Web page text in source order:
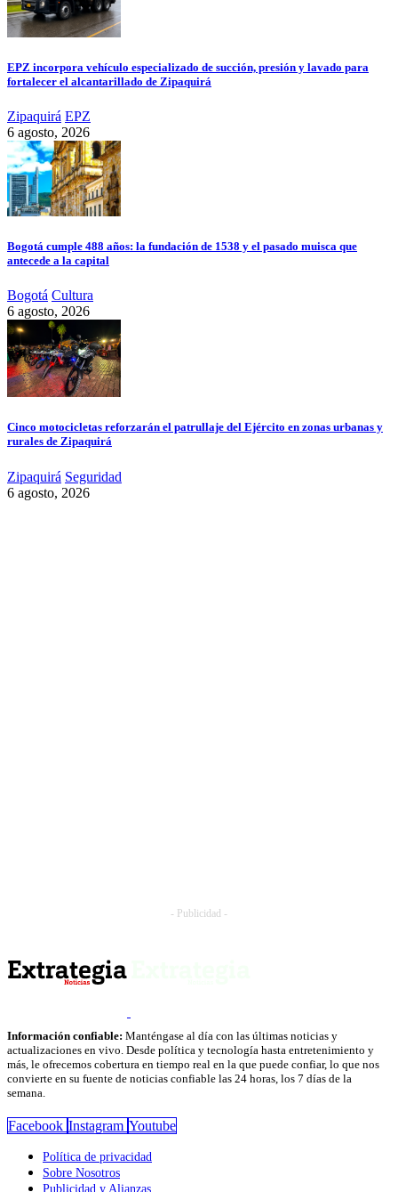
EPZ incorpora vehículo especializado de succión, presión y lavado para
fortalecer el alcantarillado de Zipaquirá
Zipaquirá EPZ
6 agosto, 2026
Bogotá cumple 488 años: la fundación de 1538 y el pasado muisca que
antecede a la capital
Bogotá Cultura
6 agosto, 2026
Cinco motocicletas reforzarán el patrullaje del Ejército en zonas urbanas y
rurales de Zipaquirá
Zipaquirá Seguridad
6 agosto, 2026
- Publicidad -
Información confiable: Manténgase al día con las últimas noticias y
actualizaciones en vivo. Desde política y tecnología hasta entretenimiento y
más, le ofrecemos cobertura en tiempo real en la que puede confiar, lo que nos
convierte en su fuente de noticias confiable las 24 horas, los 7 días de la
semana.
Facebook Instagram Youtube
Política de privacidad
Sobre Nosotros
Publicidad y Alianzas